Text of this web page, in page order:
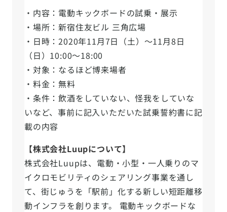
・内容：電動キックボードの試乗・展示
・場所：新宿住友ビル 三角広場
・日時：2020年11月7日（土）〜11月8日
（日）10:00〜18:00
・対象：なるほど博来場者
・料金：無料
・条件：飲酒をしていない、怪我をしていな
いなど、事前に記入いただいた試乗誓約書に記
載の内容
【株式会社Luupについて】
株式会社Luupは、電動・小型・一人乗りのマ
イクロモビリティのシェアリング事業を通し
て、街じゅうを「駅前」化する新しい短距離移
動インフラを創ります。 電動キックボードな